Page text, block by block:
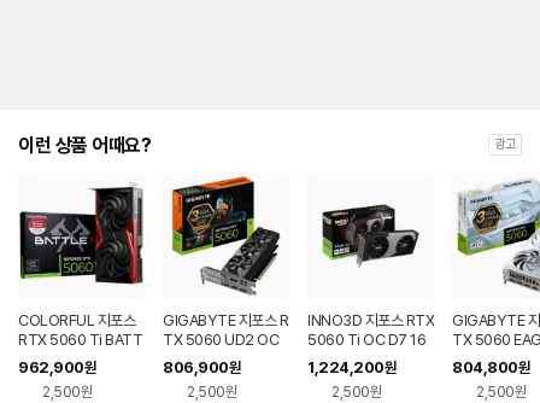
이런 상품 어때요? 광고
COLORFUL 지포스
RTX 5060 Ti BATT
LE AX DUO D7 16G
B 도우정보
962,900원
2,500원
GIGABYTE 지포스 R
TX 5060 UD2 OC
D7 8GB Nano LP 제
이씨현
806,900원
2,500원
INNO3D 지포스 RTX
5060 Ti OC D7 16
GB TWIN X2
1,224,200원
2,500원
GIGABYTE
TX 5060
C ICE D7
씨현
804,800원
2,500원